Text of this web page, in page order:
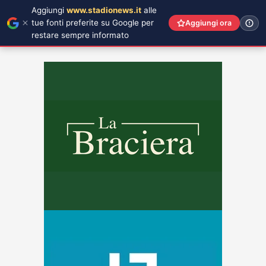
Aggiungi www.stadionews.it alle
tue fonti preferite su Google per
restare sempre informato
Aggiungi ora